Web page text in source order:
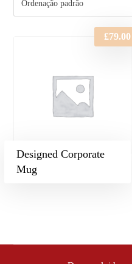
Designed Corporate
Mug
£79.00